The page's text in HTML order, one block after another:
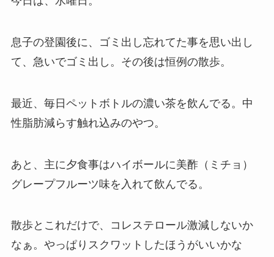
息子の登園後に、ゴミ出し忘れてた事を思い出し
て、急いでゴミ出し。その後は恒例の散歩。
最近、毎日ペットボトルの濃い茶を飲んでる。中
性脂肪減らす触れ込みのやつ。
あと、主に夕食事はハイボールに美酢（ミチョ）
グレープフルーツ味を入れて飲んでる。
散歩とこれだけで、コレステロール激減しないか
なぁ。やっぱりスクワットしたほうがいいかな